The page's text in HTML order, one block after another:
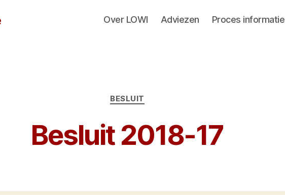
Over LOWI Adviezen Proces informatie
Categorieën
BESLUIT
Besluit 2018-17